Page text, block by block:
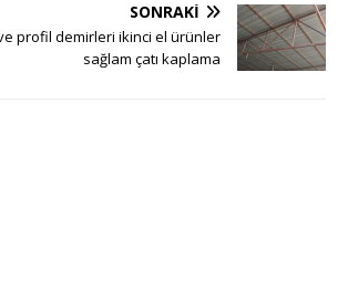
SONRAKI
profil demirleri ikinci el ürünler
sağlam çatı kaplama